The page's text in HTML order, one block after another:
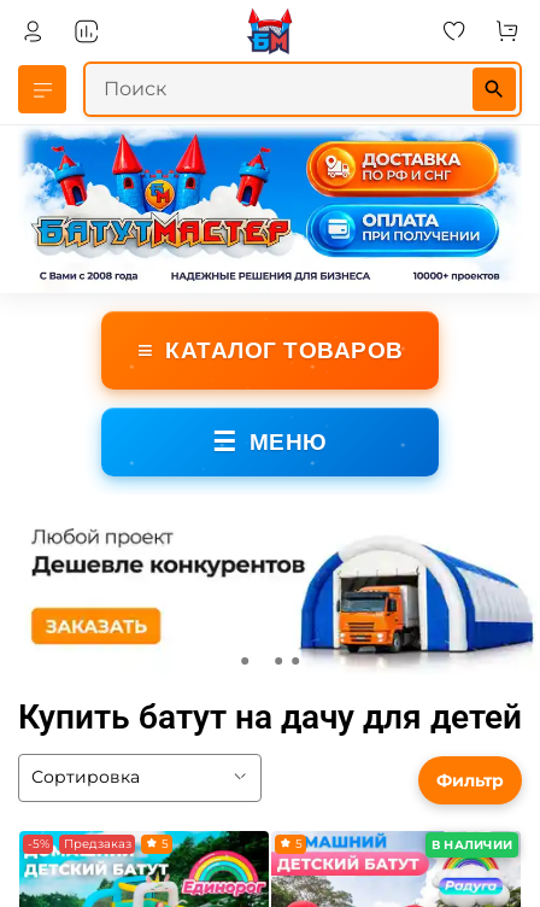
≡ КАТАЛОГ ТОВАРОВ
☰ МЕНЮ
Купить батут на дачу для детей
-5% Предзаказ 5 В НАЛИЧИИ
5
Фильтр